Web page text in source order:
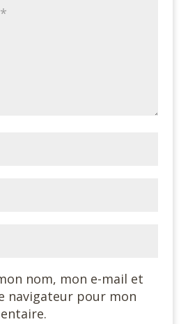
nom, mon e-mail et
navigateur pour mon